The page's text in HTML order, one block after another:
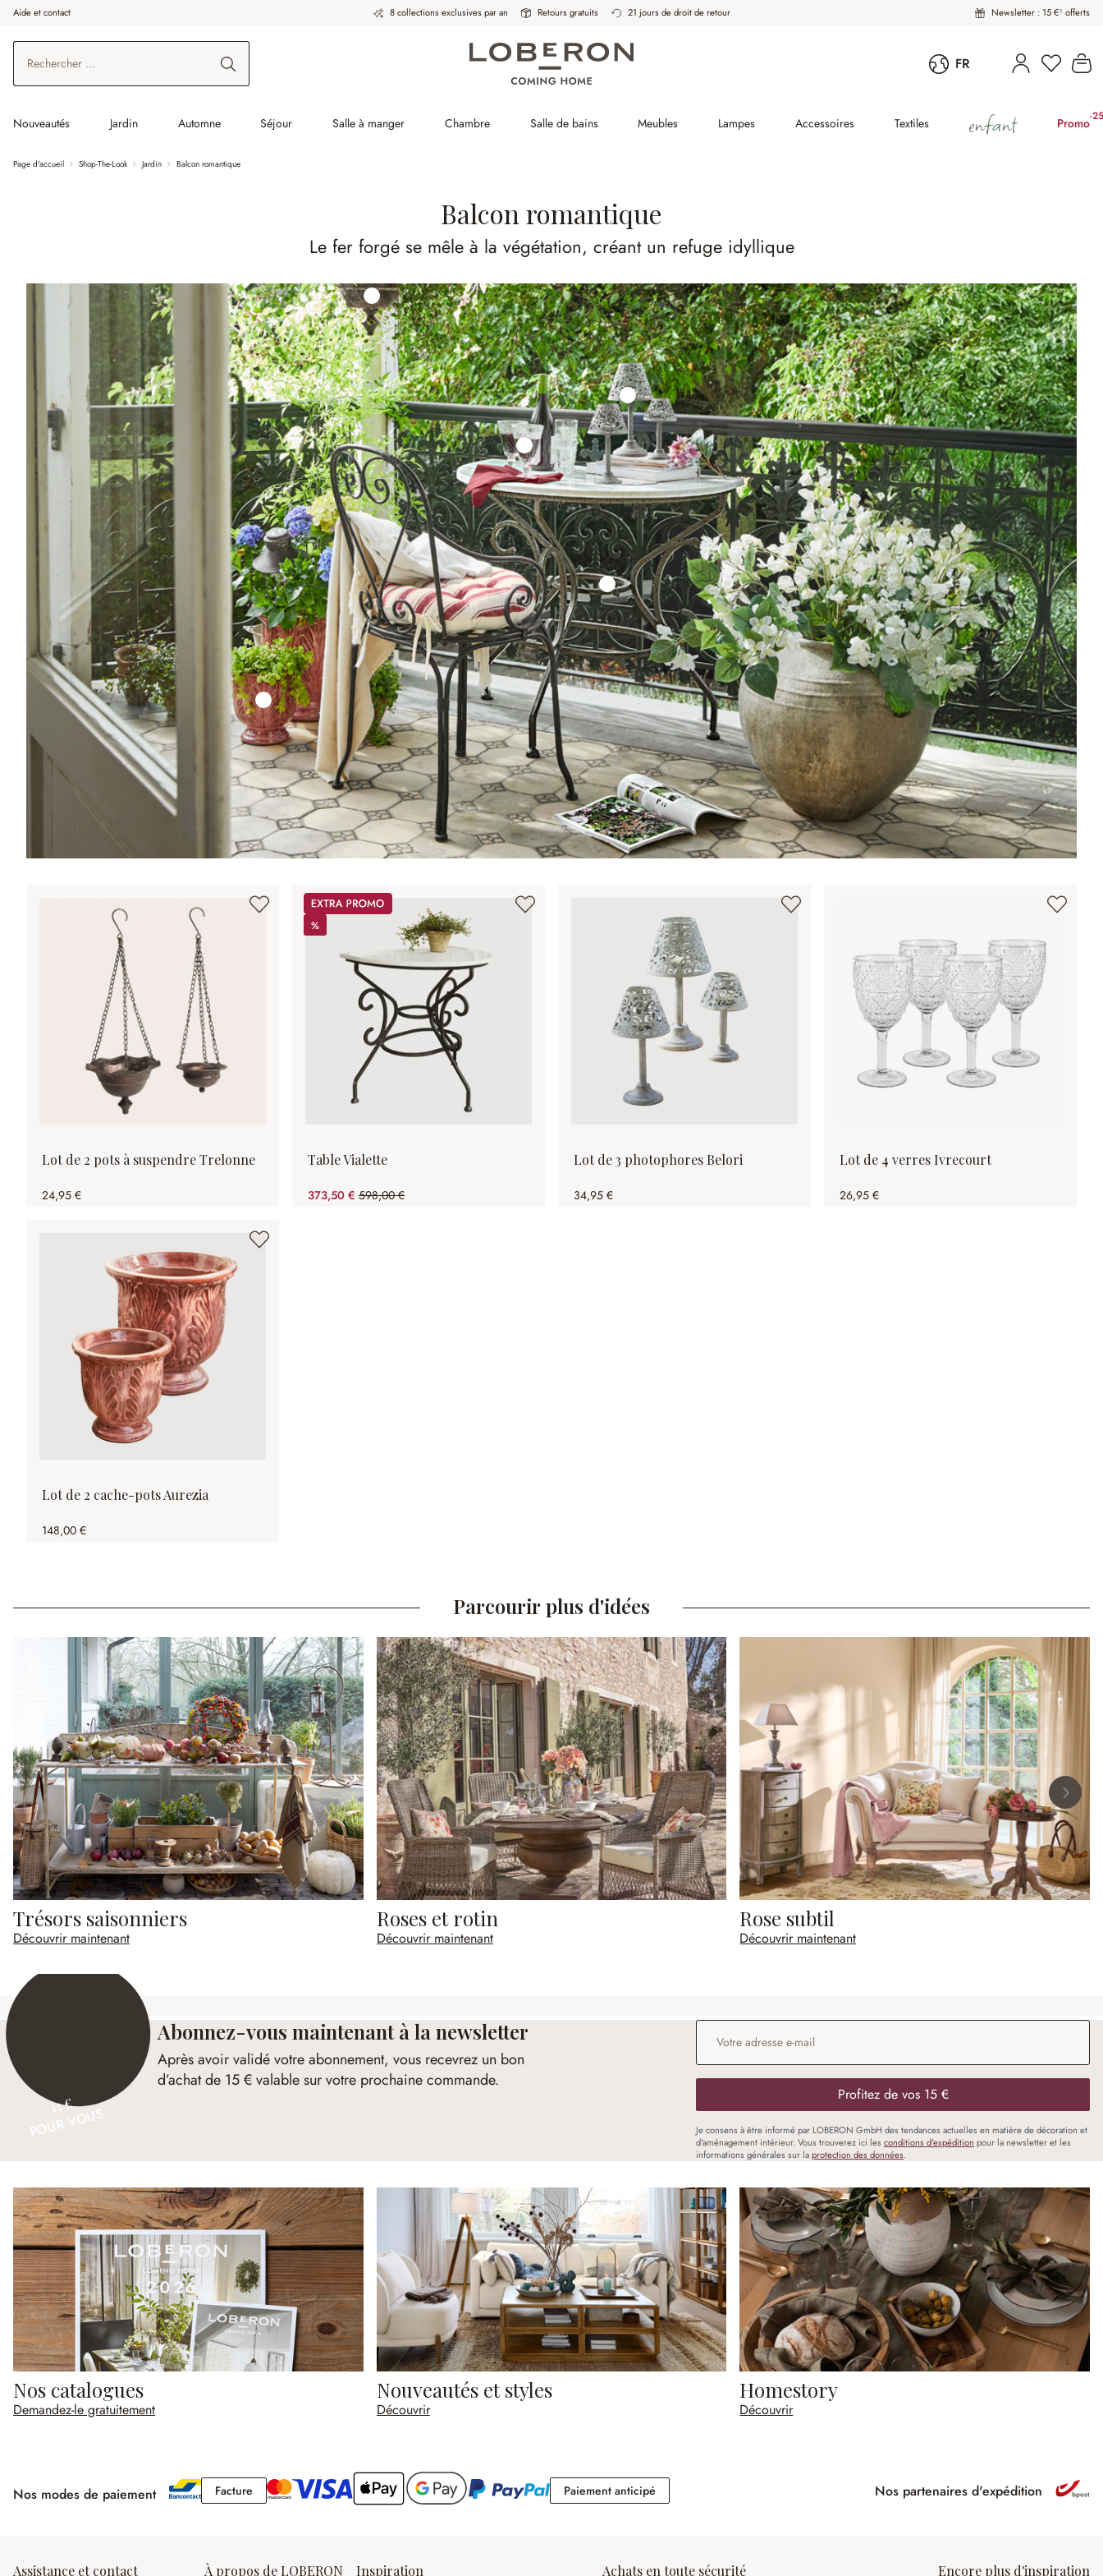
au contenu principal
Aller à la recherche
Aller à la navigation principale
Aide et contact 8 collections exclusives par an Retours gratuits 21 jours de droit de retour Newsletter : 15 €¹ offerts
FR Vous
Nouveautés Jardin Automne Séjour Salle à manger Chambre Salle de bains Meubles Lampes Accessoires Textiles enfant Promo-
Page d'accueil Shop-The-Look Jardin Balcon romantique
Balcon romantique
Le fer forgé se mêle à la végétation, créant un refuge idyllique
Lot de 2 pots à suspendre Trelonne
24,95 €
Promos
%
%
Table Vialette
373,50 € 598,00 €
(37.54%spared)
Lot de 3 photophores Belori
34,95 €
Lot de 4 verres Ivrecourt
26,95 €
Lot de 2 cache-pots Aurezia
148,00 €
Parcourir plus d'idées
Trésors saisonniers
Découvrir maintenant
Roses et rotin
Découvrir maintenant
Rose subtil
Découvrir maintenant
15 €
Abonnez-vous maintenant à la newsletter
Après avoir validé votre abonnement, vous recevrez un bon
d’achat de 15 € valable sur votre prochaine commande.
Adresse e-mail
Profitez de vos 15 €
Je consens à être informé par LOBERON GmbH des tendances actuelles en matière de décoration et
d'aménagement intérieur. Vous trouverez ici les conditions d'expédition pour la newsletter et les
informations générales sur laprotection des données.
Nos catalogues
Demandez-le gratuitement
Nouveautés et styles
Découvrir
Homestory
Découvrir
Nos modes de paiement FactureFacture Paiement anticipéPaiement anticipé Nos partenaires d'expédition
Assistance et contact À propos de LOBERON Inspiration Achats en toute sécurité Encore plus d'inspiration